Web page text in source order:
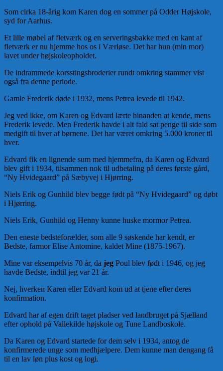
Som cirka 18-årig kom Karen dog en sommer på Odder Højskole,
syd for Aarhus.
Et lille møbel af fletværk og en serveringsbakke med en kant af
fletværk er nu hjemme hos os i Værløse. Det har hun (min mor)
lavet under højskoleopholdet.
De indrammede korsstingsbroderier rundt omkring stammer vist
også fra denne periode.
Gamle Frederik døde i 1932, mens Petrea levede til 1942.
Jeg ved ikke, om Karen og Edvard lærte hinanden at kende, mens
Frederik levede. Men Frederik havde i alt fald sat penge til side som
medgift til hver af børnene. Det har været omkring 5.000 kroner til
hver.
Edvard fik en lignende sum med hjemmefra, da Karen og Edvard
blev gift i 1934, tilsammen nok til udbetaling på deres første gård,
“Ny Hvidegaard” på Sæbyvej i Hjørring.
Niels Erik og Gunhild blev begge født på “Ny Hvidegaard” og døbt
i Hjørring.
Niels Erik, Gunhild og Henny kunne huske mormor Petrea.
Den eneste bedsteforælder, som alle 9 søskende har kendt, er
Bedste, farmor Elise Antomine, kaldet Mine (1875-1967).
Mine var eksempelvis 70 år, da jeg Poul blev født i 1946, og jeg
havde Bedste, indtil jeg var 21 år.
Nej, hverken Karen eller Edvard kom ud at tjene efter deres
konfirmation.
Edvard har af egen drift taget pladser ved landbruget på Sjælland
efter ophold på Vallekilde højskole og Tune Landboskole.
Da Karen og Edvard startede for dem selv i 1934, antog de
konfirmerede unge som medhjælpere. Dem kunne man dengang få
til en lav løn plus kost og logi.